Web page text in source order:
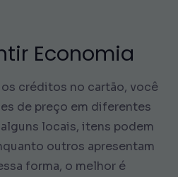
Economia
créditos no cartão, você
de preço em diferentes
locais, itens podem
outros apresentam
forma, o melhor é